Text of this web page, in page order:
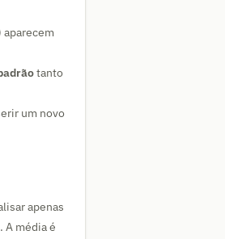
tanto
um novo
apenas
A média é